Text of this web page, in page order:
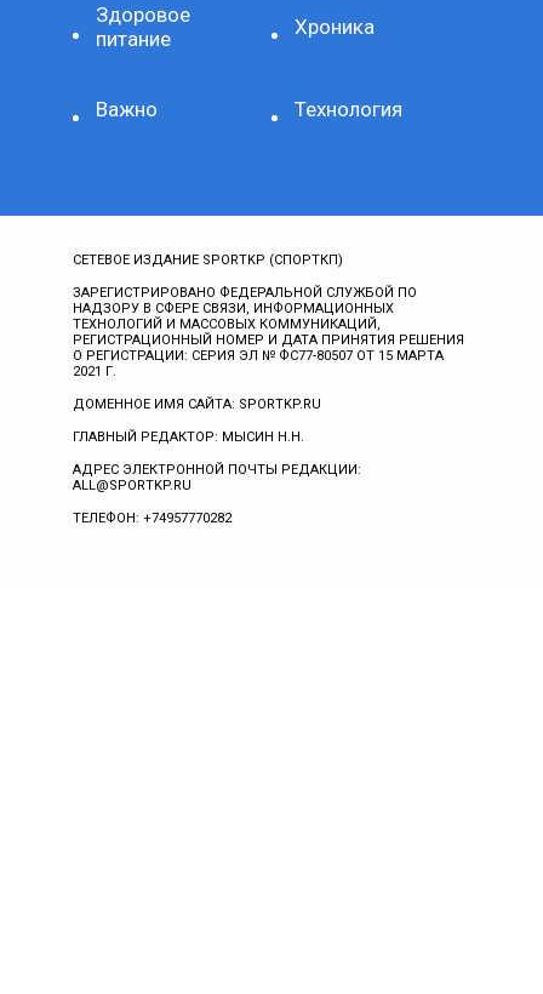
Здоровое
питание
Хроника
Важно Технология
СЕТЕВОЕ ИЗДАНИЕ SPORTKP (СПОРТКП)
ЗАРЕГИСТРИРОВАНО ФЕДЕРАЛЬНОЙ СЛУЖБОЙ ПО
НАДЗОРУ В СФЕРЕ СВЯЗИ, ИНФОРМАЦИОННЫХ
ТЕХНОЛОГИЙ И МАССОВЫХ КОММУНИКАЦИЙ,
РЕГИСТРАЦИОННЫЙ НОМЕР И ДАТА ПРИНЯТИЯ РЕШЕНИЯ
О РЕГИСТРАЦИИ: СЕРИЯ ЭЛ № ФС77-80507 ОТ 15 МАРТА
2021 Г.
ДОМЕННОЕ ИМЯ САЙТА: SPORTKP.RU
ГЛАВНЫЙ РЕДАКТОР: МЫСИН Н.Н.
АДРЕС ЭЛЕКТРОННОЙ ПОЧТЫ РЕДАКЦИИ:
ALL@SPORTKP.RU
ТЕЛЕФОН: +74957770282